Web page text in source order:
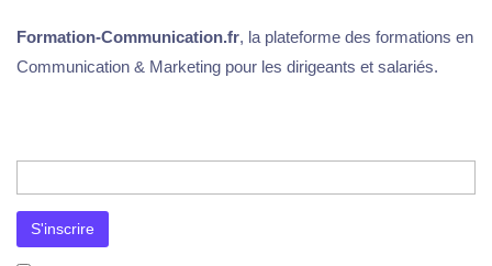
Formation-Communication.fr, la plateforme des formations en
Communication & Marketing pour les dirigeants et salariés.